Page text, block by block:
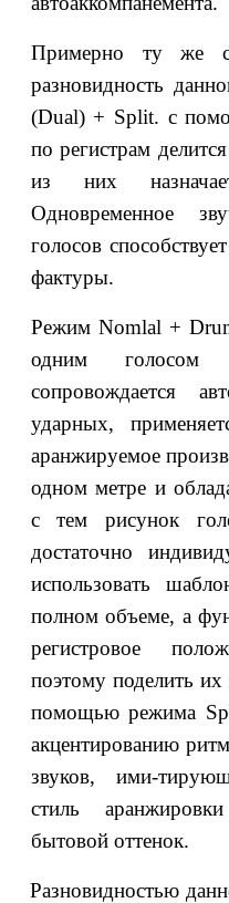
Примерно ту же
разновидность
(Dual) + Split. с
по регистрам
из них
Одновременное
голосов
фактуры.
Режим Nomlal +
одним голосом
сопровождается
ударных,
аранжируемое
одном метре и
с тем рисунок
достаточно
использовать
полном объеме, а
регистровое
поэтому поделить
помощью режима
акцентированию
звуков, ими-
стиль
бытовой оттенок.
Разновидностью